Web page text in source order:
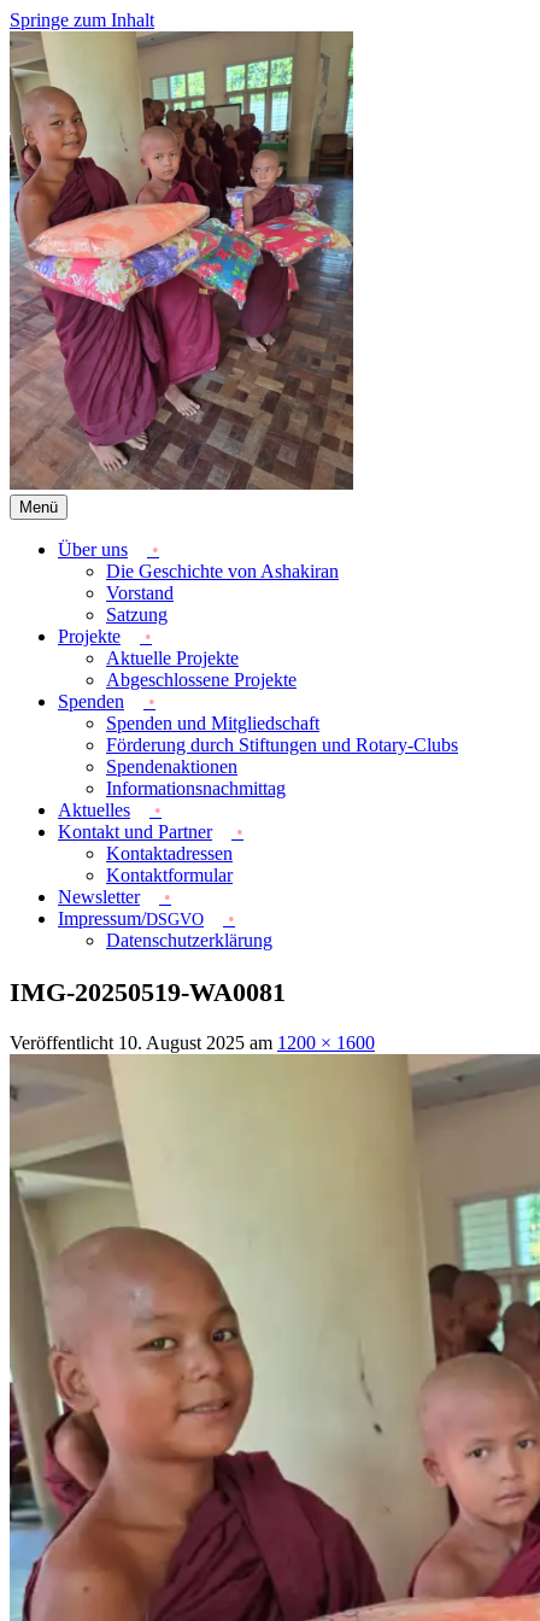
Springe zum Inhalt
Förderverein Ashakiran e.V.
Strahlen der Hoffnung
Menü
Über uns
Die Geschichte von Ashakiran
Vorstand
Satzung
Projekte
Aktuelle Projekte
Abgeschlossene Projekte
Spenden
Spenden und Mitgliedschaft
Förderung durch Stiftungen und Rotary-Clubs
Spendenaktionen
Informationsnachmittag
Aktuelles
Kontakt und Partner
Kontaktadressen
Kontaktformular
Newsletter
Impressum/DSGVO
Datenschutzerklärung
IMG-20250519-WA0081
Veröffentlicht 10. August 2025 am 1200 × 1600